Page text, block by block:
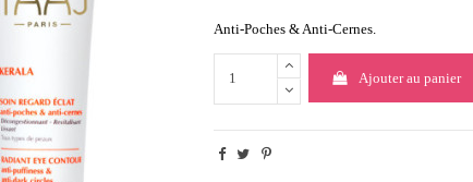
Anti-Poches & Anti-Cernes.
Ajouter au panier